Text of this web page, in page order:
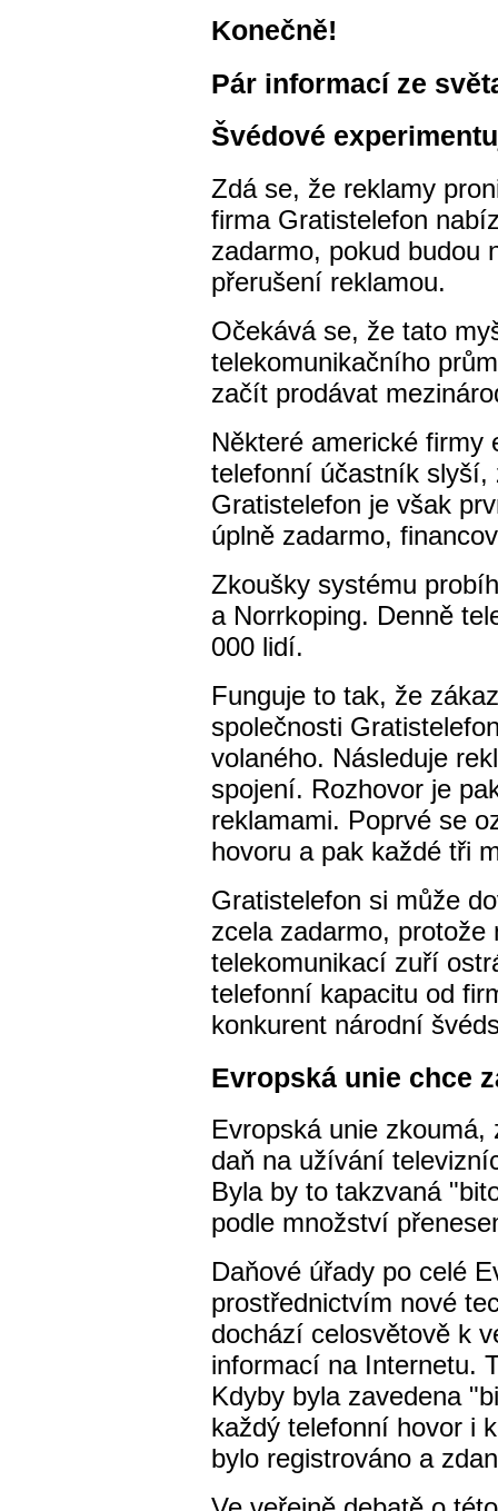
Konečně!
Pár informací ze
Švédové
Zdá se, že reklamy
firma Gratistelefon
zadarmo, pokud budou
přerušení reklamou.
Očekává se, že tato
telekomunikačního
začít prodávat
Některé americké firmy
telefonní účastník
Gratistelefon je však
úplně zadarmo,
Zkoušky systému
a Norrkoping. Denně
000 lidí.
Funguje to tak, že
společnosti
volaného. Následuje
spojení. Rozhovor je
reklamami. Poprvé se
hovoru a pak každé tři
Gratistelefon si může
zcela zadarmo, protože
telekomunikací zuří
telefonní kapacitu od
konkurent národní
Evropská unie chce
Evropská unie
daň na užívání
Byla by to takzvaná
podle množství
Daňové úřady po celé
prostřednictvím nové
dochází celosvětově k
informací na Internetu.
Kdyby byla zavedena
každý telefonní hovor i
bylo registrováno a